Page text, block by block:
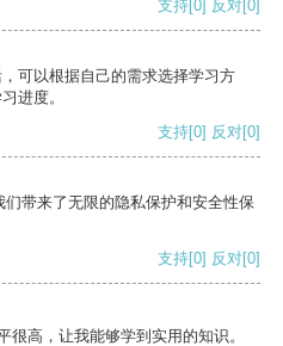
支持[0] 反对[0]
可以根据自己的需求选择学习方
进度。
支持[0] 反对[0]
带来了无限的隐私保护和安全性保
支持[0] 反对[0]
高，让我能够学到实用的知识。